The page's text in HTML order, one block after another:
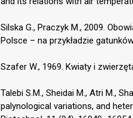
Silska G., Praczyk M., 2009.
Polsce – na przykładzie
Szafer W., 1969. Kwiaty i
Talebi S.M., Sheidai M., Atri M.,
palynological variations, and